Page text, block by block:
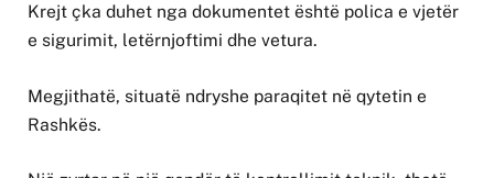
Krejt çka duhet nga dokumentet është polica e vjetër
e sigurimit, letërnjoftimi dhe vetura.
Megjithatë, situatë ndryshe paraqitet në qytetin e
Rashkës.